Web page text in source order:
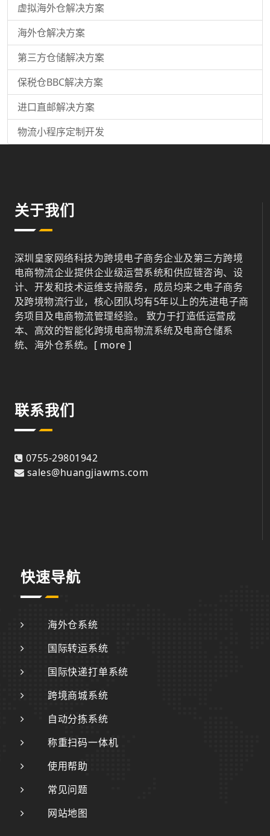
虚拟海外仓解决方案
海外仓解决方案
第三方仓储解决方案
保税仓BBC解决方案
进口直邮解决方案
物流小程序定制开发
关于我们
深圳皇家网络科技为跨境电子商务企业及第三方跨境
电商物流企业提供企业级运营系统和供应链咨询、设
计、开发和技术运维支持服务，成员均来之电子商务
及跨境物流行业，核心团队均有5年以上的先进电子商
务项目及电商物流管理经验。 致力于打造低运营成
本、高效的智能化跨境电商物流系统及电商仓储系
统、海外仓系统。 [ more ]
联系我们
0755-29801942
sales@huangjiawms.com
快速导航
海外仓系统
国际转运系统
国际快递打单系统
跨境商城系统
自动分拣系统
称重扫码一体机
使用帮助
常见问题
网站地图